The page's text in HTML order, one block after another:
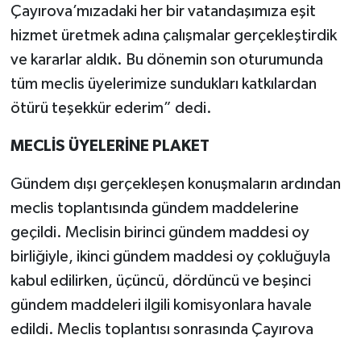
Çayırova’mızadaki her bir vatandaşımıza eşit
hizmet üretmek adına çalışmalar gerçekleştirdik
ve kararlar aldık. Bu dönemin son oturumunda
tüm meclis üyelerimize sundukları katkılardan
ötürü teşekkür ederim” dedi.
MECLİS ÜYELERİNE PLAKET
Gündem dışı gerçekleşen konuşmaların ardından
meclis toplantısında gündem maddelerine
geçildi. Meclisin birinci gündem maddesi oy
birliğiyle, ikinci gündem maddesi oy çokluğuyla
kabul edilirken, üçüncü, dördüncü ve beşinci
gündem maddeleri ilgili komisyonlara havale
edildi. Meclis toplantısı sonrasında Çayırova